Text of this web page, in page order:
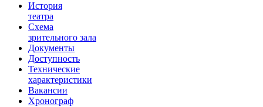
История
театра
Схема
зрительного зала
Документы
Доступность
Технические
характеристики
Вакансии
Хронограф